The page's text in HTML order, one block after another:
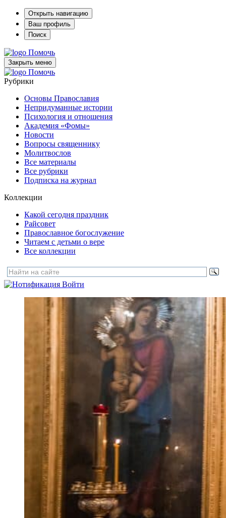
Открыть навигацию
Ваш профиль
Поиск
Помочь
Закрыть меню
Помочь
Рубрики
Основы Православия
Непридуманные истории
Психология и отношения
Академия «Фомы»
Новости
Вопросы священнику
Молитвослов
Все материалы
Все рубрики
Подписка на журнал
Коллекции
Какой сегодня праздник
Райсовет
Православное богослужение
Читаем с детьми о вере
Все коллекции
Войти